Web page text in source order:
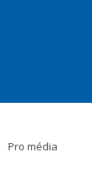
Pro média